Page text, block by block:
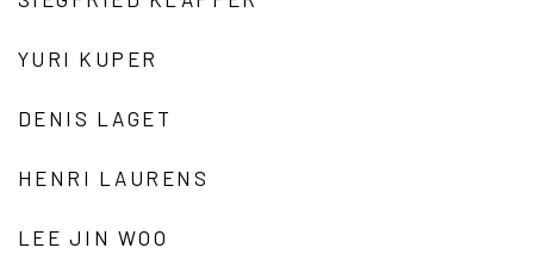
YURI KUPER
DENIS LAGET
HENRI LAURENS
LEE JIN WOO